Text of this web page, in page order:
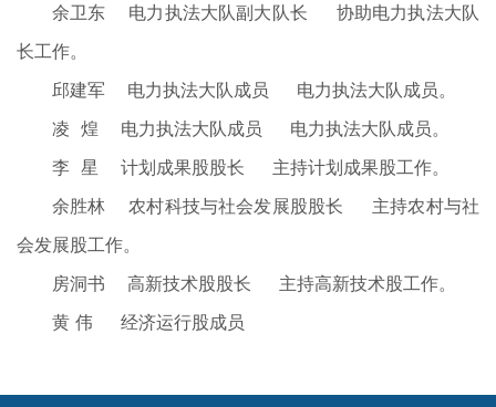
余卫东 电力执法大队副大队长 协助电力执法大队
长工作。
邱建军 电力执法大队成员 电力执法大队成员。
凌 煌 电力执法大队成员 电力执法大队成员。
李 星 计划成果股股长 主持计划成果股工作。
余胜林 农村科技与社会发展股股长 主持农村与社
会发展股工作。
房洞书 高新技术股股长 主持高新技术股工作。
黄 伟 经济运行股成员